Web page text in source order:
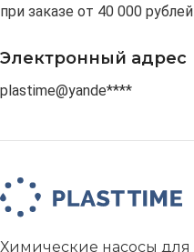
при заказе от 40 000 рублей
Электронный адрес
plastime@yande****
Химические насосы для